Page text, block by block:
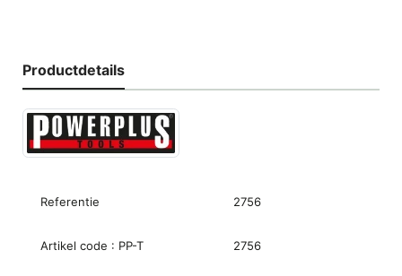
Productdetails
Referentie 2756
Artikel code : PP-T 2756